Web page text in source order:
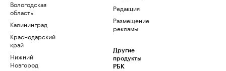
Вологодская
область
Калининград
Краснодарский
край
Нижний
Новгород
Редакция
Размещение
рекламы
Другие
продукты
РБК